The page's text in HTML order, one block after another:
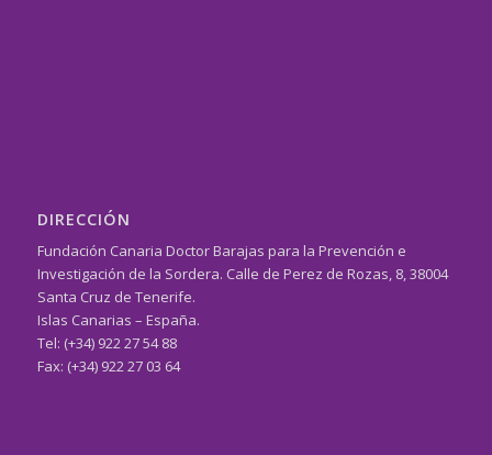
DIRECCIÓN
Fundación Canaria Doctor Barajas para la Prevención e
Investigación de la Sordera. Calle de Perez de Rozas, 8, 38004
Santa Cruz de Tenerife.
Islas Canarias – España.
Tel: (+34) 922 27 54 88
Fax: (+34) 922 27 03 64